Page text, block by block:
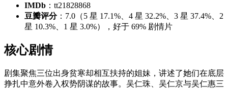
IMDb ：tt21828868
豆瓣评分：7.0（5 星 17.1%、4 星 32.2%、3 星 37.4%、2
星 10.3%、1 星 3.0%），好于 69% 剧情片
核心剧情
剧集聚焦三位出身贫寒却相互扶持的姐妹，讲述了她们在底层
挣扎中意外卷入权势阴谋的故事。吴仁珠、吴仁京与吴仁惠三